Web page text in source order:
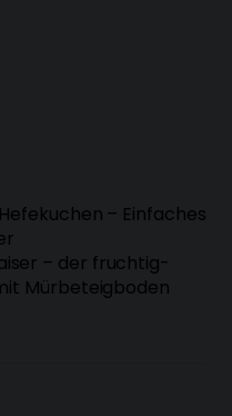
– Einfaches
– der fruchtig-
Mürbeteigboden